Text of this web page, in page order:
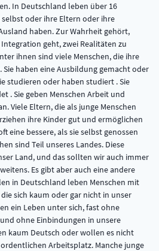
In Deutschland leben über 16
oder ihre Eltern oder ihre
haben. Zur Wahrheit gehört,
geht, zwei Realitäten zu
ihnen sind viele Menschen, die ihre
haben eine Ausbildung gemacht oder
studieren oder haben studiert . Sie
. Sie geben Menschen Arbeit und
Viele Eltern, die als junge Menschen
ihre Kinder gut und ermöglichen
eine bessere, als sie selbst genossen
sind Teil unseres Landes. Diese
Land, und das sollten wir auch immer
Es gibt aber auch eine andere
in Deutschland leben Menschen mit
sich kaum oder gar nicht in unser
ein Leben unter sich, fast ohne
ohne Einbindungen in unsere
kaum Deutsch oder wollen es nicht
Arbeitsplatz. Manche junge